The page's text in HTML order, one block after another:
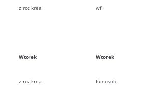
z roz krea wf
Wtorek Wtorek
z roz krea fun osob